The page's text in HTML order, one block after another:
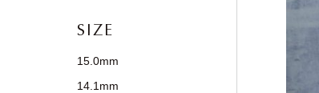
SIZE
15.0mm
14.1mm